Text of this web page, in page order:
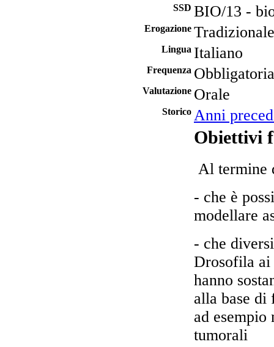
SSD BIO/13 -
Erogazione Tradizionale
Lingua Italiano
Frequenza Obbligatoria
Valutazione Orale
Storico Anni
Obiettivi
Al termine
- che è
modellare
- che
Drosofila
hanno
alla base di
ad
tumorali